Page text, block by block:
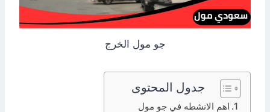
جو مول الخرج
جدول المحتوى
اهم الانشطه في جو مول